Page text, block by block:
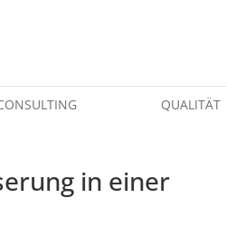
QUALITÄT
in einer